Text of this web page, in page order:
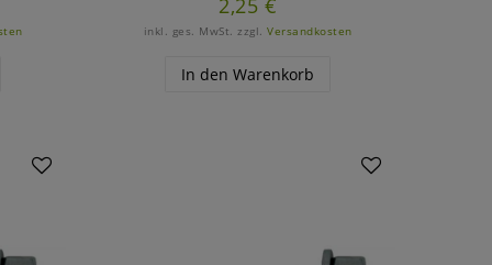
2,25 €
inkl. ges. MwSt. zzgl.Versandkosten
In den Warenkorb